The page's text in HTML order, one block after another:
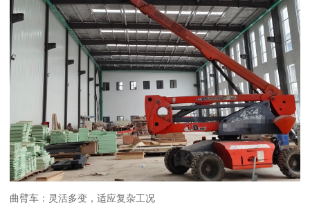
曲臂车：灵活多变，适应复杂工况